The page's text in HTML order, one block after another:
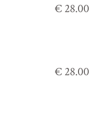
€ 28.00
€ 28.00